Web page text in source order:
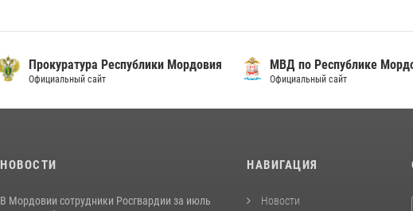
Прокуратура Республики Мордовия
Официальный сайт
МВД по Республике
Официальный сайт
НОВОСТИ
В Мордовии сотрудники Росгвардии за июль
НАВИГАЦИЯ
Новости